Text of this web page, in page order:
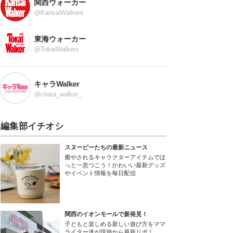
関西ウォーカー
@KansaiWalkers
東海ウォーカー
@TokaiWalkers
キャラWalker
@chara_walker_
編集部イチオシ
スヌーピーたちの最新ニュース
癒やされるキャラクターアイテムでほ
っと一息つこう！かわいい最新グッズ
やイベント情報を毎日配信
関西のイオンモールで新発見！
子どもと楽しめる新しい遊び方をママ